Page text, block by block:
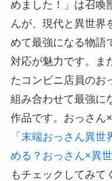
めました！」は召喚
んが、現代と異世界
めて最強になる物語
対応が魅力です。ま
たコンビニ店員のお
組み合わせて最強に
作品です。おっさん
「末端おっさん異
める？おっさん×異
もチェックしてみて